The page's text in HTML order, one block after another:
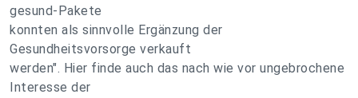
gesund-Pakete
konnten als sinnvolle Ergänzung der
Gesundheitsvorsorge verkauft
werden". Hier finde auch das nach wie vor ungebrochene
Interesse der